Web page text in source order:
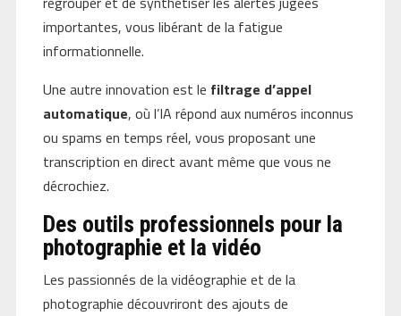
importantes, vous libérant de la fatigue
informationnelle.
Une autre innovation est le filtrage d’appel
automatique, où l’IA répond aux numéros inconnus
ou spams en temps réel, vous proposant une
transcription en direct avant même que vous ne
décrochiez.
Des outils professionnels pour la
photographie et la vidéo
Les passionnés de la vidéographie et de la
photographie découvriront des ajouts de